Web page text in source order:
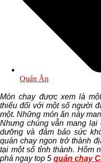
Quán Ăn
Món chay được xem là
thiếu đối với một số người
một. Những món ăn này
Nhưng chúng vẫn mang
dưỡng và đảm bảo sức
quán chay ngon trở thành
tại một số tỉnh thành. Hôm
phá ngay top 5 quán chay